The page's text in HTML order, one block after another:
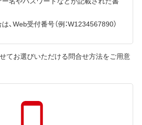
、Web受付番号（例：W1234567890）
てお選びいただける問合せ方法をご用意